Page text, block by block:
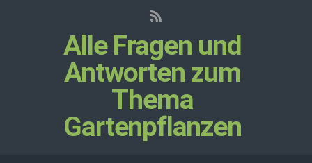
Alle Fragen und
Antworten zum
Thema
Gartenpflanzen